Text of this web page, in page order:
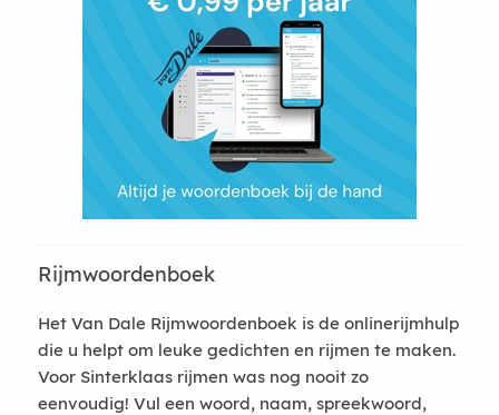
Rijmwoordenboek
Het Van Dale Rijmwoordenboek is de onlinerijmhulp
die u helpt om leuke gedichten en rijmen te maken.
Voor Sinterklaas rijmen was nog nooit zo
eenvoudig! Vul een woord, naam, spreekwoord,